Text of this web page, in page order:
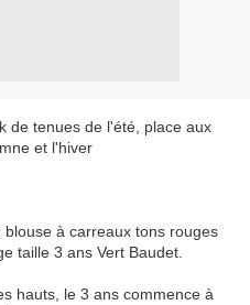
de tenues de l'été, place aux
et l'hiver
à carreaux tons rouges
taille 3 ans Vert Baudet.
hauts, le 3 ans commence à